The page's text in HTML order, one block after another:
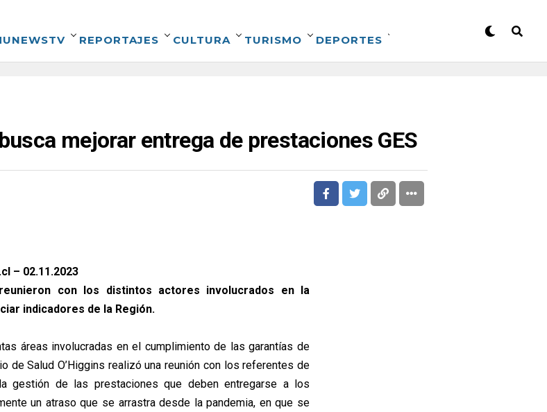
REPORTAJES CULTURA TURISMO DEPORTES
mejorar entrega de prestaciones GES
– 02.11.2023
con los distintos actores involucrados en la
indicadores de la Región.
áreas involucradas en el cumplimiento de las garantías de
de Salud O’Higgins realizó una reunión con los referentes de
gestión de las prestaciones que deben entregarse a los
un atraso que se arrastra desde la pandemia, en que se